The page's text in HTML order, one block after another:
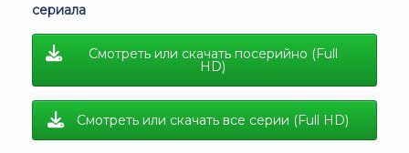
сериала
Смотреть или скачать посерийно (Full
HD)
Смотреть или скачать все серии (Full HD)